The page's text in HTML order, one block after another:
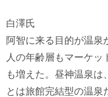
白澤氏
阿智に来る目的が温泉
人の年齢層もマーケッ
も増えた。昼神温泉は
とは旅館完結型の温泉